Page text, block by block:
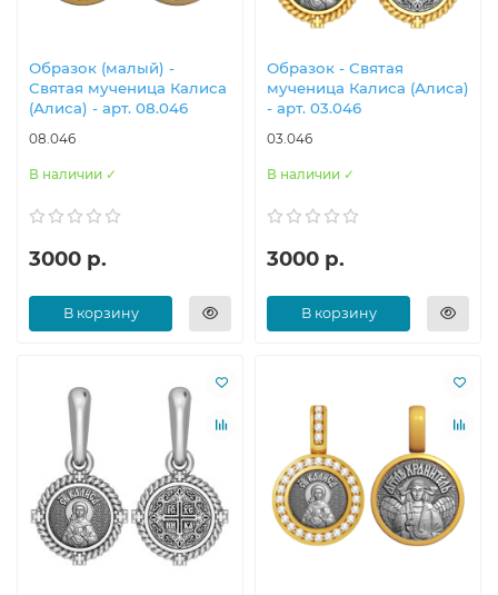
Образок (малый) -
Святая мученица Калиса
(Алиса) - арт. 08.046
08.046
В наличии ✓
3000 р.
В корзину
Образок - Святая
мученица Калиса (Алиса)
- арт. 03.046
03.046
В наличии ✓
3000 р.
В корзину